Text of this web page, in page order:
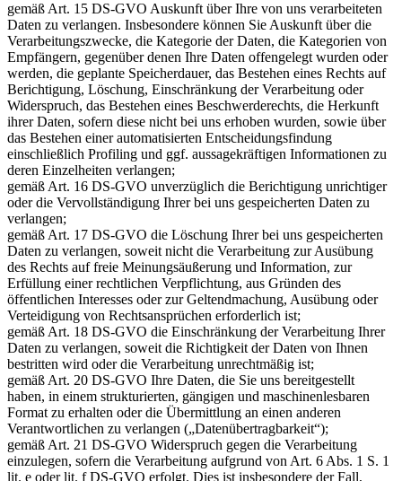
gemäß Art. 15 DS-GVO Auskunft über Ihre von uns verarbeiteten
Daten zu verlangen. Insbesondere können Sie Auskunft über die
Verarbeitungszwecke, die Kategorie der Daten, die Kategorien von
Empfängern, gegenüber denen Ihre Daten offengelegt wurden oder
werden, die geplante Speicherdauer, das Bestehen eines Rechts auf
Berichtigung, Löschung, Einschränkung der Verarbeitung oder
Widerspruch, das Bestehen eines Beschwerderechts, die Herkunft
ihrer Daten, sofern diese nicht bei uns erhoben wurden, sowie über
das Bestehen einer automatisierten Entscheidungsfindung
einschließlich Profiling und ggf. aussagekräftigen Informationen zu
deren Einzelheiten verlangen;
gemäß Art. 16 DS-GVO unverzüglich die Berichtigung unrichtiger
oder die Vervollständigung Ihrer bei uns gespeicherten Daten zu
verlangen;
gemäß Art. 17 DS-GVO die Löschung Ihrer bei uns gespeicherten
Daten zu verlangen, soweit nicht die Verarbeitung zur Ausübung
des Rechts auf freie Meinungsäußerung und Information, zur
Erfüllung einer rechtlichen Verpflichtung, aus Gründen des
öffentlichen Interesses oder zur Geltendmachung, Ausübung oder
Verteidigung von Rechtsansprüchen erforderlich ist;
gemäß Art. 18 DS-GVO die Einschränkung der Verarbeitung Ihrer
Daten zu verlangen, soweit die Richtigkeit der Daten von Ihnen
bestritten wird oder die Verarbeitung unrechtmäßig ist;
gemäß Art. 20 DS-GVO Ihre Daten, die Sie uns bereitgestellt
haben, in einem strukturierten, gängigen und maschinenlesbaren
Format zu erhalten oder die Übermittlung an einen anderen
Verantwortlichen zu verlangen („Datenübertragbarkeit“);
gemäß Art. 21 DS-GVO Widerspruch gegen die Verarbeitung
einzulegen, sofern die Verarbeitung aufgrund von Art. 6 Abs. 1 S. 1
lit. e oder lit. f DS-GVO erfolgt. Dies ist insbesondere der Fall,